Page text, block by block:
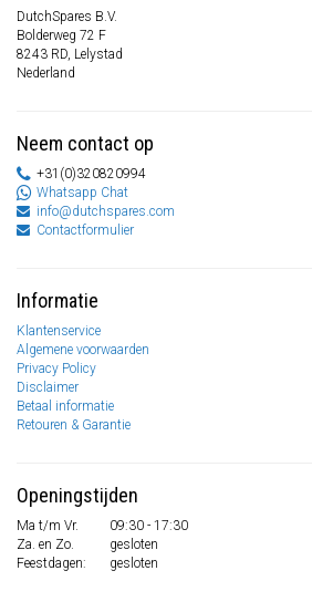
DutchSpares B.V.
Bolderweg 72 F
8243 RD, Lelystad
Nederland
Neem contact op
+31(0)320820994
Whatsapp Chat
info@dutchspares.com
Contactformulier
Informatie
Klantenservice
Algemene voorwaarden
Privacy Policy
Disclaimer
Betaal informatie
Retouren & Garantie
Openingstijden
Ma t/m Vr.
09:30 - 17:30
Za. en Zo.
gesloten
Feestdagen:
gesloten